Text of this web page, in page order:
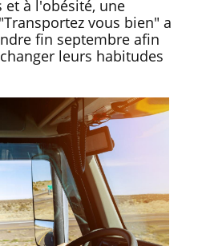
et à l'obésité, une
vous bien" a
fin septembre afin
leurs habitudes